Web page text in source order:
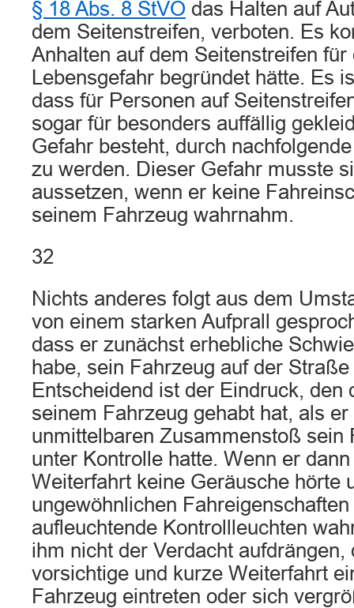
§ 18 Abs. 8 StVO das Halten auf
dem Seitenstreifen, verboten. Es
Anhalten auf dem Seitenstreifen für
Lebensgefahr begründet hätte. Es
dass für Personen auf
sogar für besonders auffällig
Gefahr besteht, durch
zu werden. Dieser Gefahr musste
aussetzen, wenn er keine
seinem Fahrzeug wahrnahm.
32
Nichts anderes folgt aus dem
von einem starken Aufprall
dass er zunächst erhebliche
habe, sein Fahrzeug auf der
Entscheidend ist der Eindruck, den
seinem Fahrzeug gehabt hat, als
unmittelbaren Zusammenstoß sein
unter Kontrolle hatte. Wenn er
Weiterfahrt keine Geräusche hörte
ungewöhnlichen
aufleuchtende Kontrollleuchten
ihm nicht der Verdacht aufdrängen,
vorsichtige und kurze Weiterfahrt
Fahrzeug eintreten oder sich